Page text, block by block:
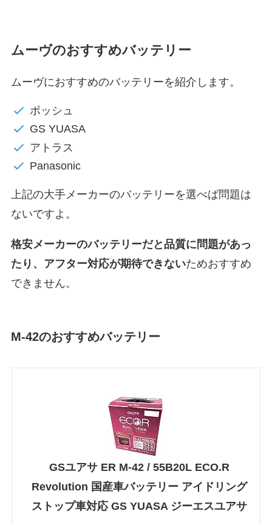
ムーヴのおすすめバッテリー
ムーヴにおすすめのバッテリーを紹介します。
ボッシュ
GS YUASA
アトラス
Panasonic
上記の大手メーカーのバッテリーを選べば問題は
ないですよ。
格安メーカーのバッテリーだと 品質に問題があっ
たり、アフター対応が期待できないためおすすめ
できません。
M-42のおすすめバッテリー
GSユアサ ER M-42 / 55B20L ECO.R
Revolution 国産車バッテリー アイドリング
ストップ車対応 GS YUASA ジーエスユアサ